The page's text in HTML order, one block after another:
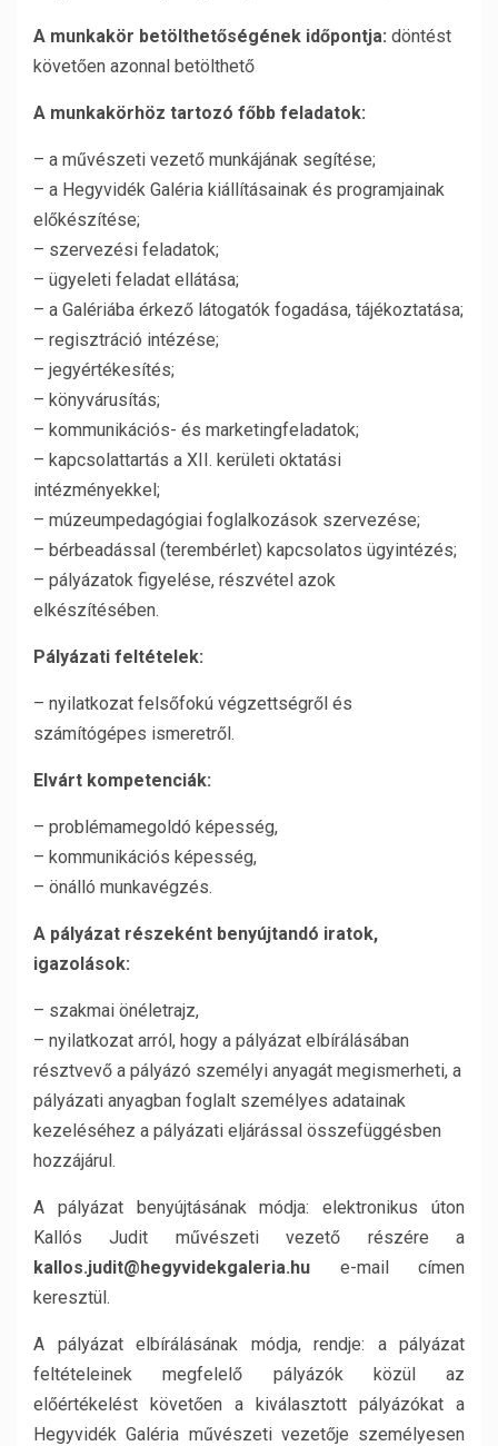
A munkakör betölthetőségének időpontja: döntést
követően azonnal betölthető
A munkakörhöz tartozó főbb feladatok:
– a művészeti vezető munkájának segítése;
– a Hegyvidék Galéria kiállításainak és programjainak
előkészítése;
– szervezési feladatok;
– ügyeleti feladat ellátása;
– a Galériába érkező látogatók fogadása, tájékoztatása;
– regisztráció intézése;
– jegyértékesítés;
– könyvárusítás;
– kommunikációs- és marketingfeladatok;
– kapcsolattartás a XII. kerületi oktatási
intézményekkel;
– múzeumpedagógiai foglalkozások szervezése;
– bérbeadással (terembérlet) kapcsolatos ügyintézés;
– pályázatok figyelése, részvétel azok
elkészítésében.
Pályázati feltételek:
– nyilatkozat felsőfokú végzettségről és
számítógépes ismeretről.
Elvárt kompetenciák:
– problémamegoldó képesség,
– kommunikációs képesség,
– önálló munkavégzés.
A pályázat részeként benyújtandó iratok,
igazolások:
– szakmai önéletrajz,
– nyilatkozat arról, hogy a pályázat elbírálásában
résztvevő a pályázó személyi anyagát megismerheti, a
pályázati anyagban foglalt személyes adatainak
kezeléséhez a pályázati eljárással összefüggésben
hozzájárul.
A pályázat benyújtásának módja: elektronikus úton
Kallós Judit művészeti vezető részére a
kallos.judit@hegyvidekgaleria.hu e-mail címen
keresztül.
A pályázat elbírálásának módja, rendje: a pályázat
feltételeinek megfelelő pályázók közül az
előértékelést követően a kiválasztott pályázókat a
Hegyvidék Galéria művészeti vezetője személyesen